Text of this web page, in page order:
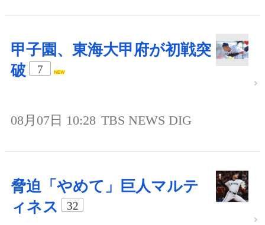
甲子園、東海大甲府が初戦突
破
7
08月07日 10:28 TBS NEWS DIG
脅迫「やめて」巨人マルテ
ィネス
32